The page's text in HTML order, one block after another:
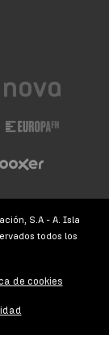
S.A - A. Isla
todos los
de cookies